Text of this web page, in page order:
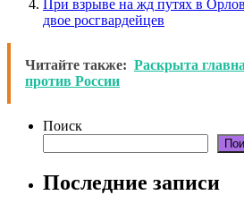
При взрыве на жд путях в
двое росгвардейцев
Читайте также: Раскрыта
против России
Поиск
Последние записи